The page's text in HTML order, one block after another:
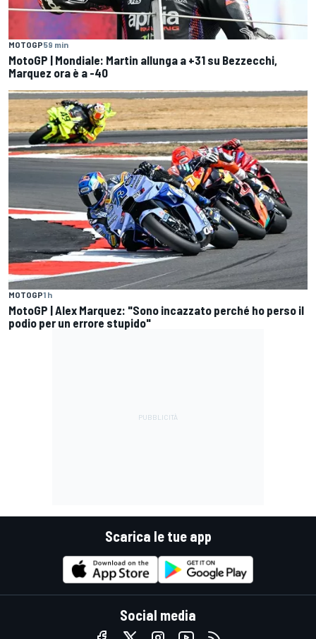
MOTOGP59 min
MotoGP | Mondiale: Martin allunga a +31 su Bezzecchi,
Marquez ora è a -40
MOTOGP1 h
MotoGP | Alex Marquez: "Sono incazzato perché ho perso il
podio per un errore stupido"
Scarica le tue app
Social media